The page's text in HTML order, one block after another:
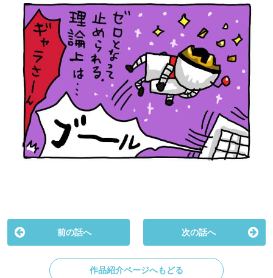
前の話へ 次の話へ
作品紹介ページへもどる